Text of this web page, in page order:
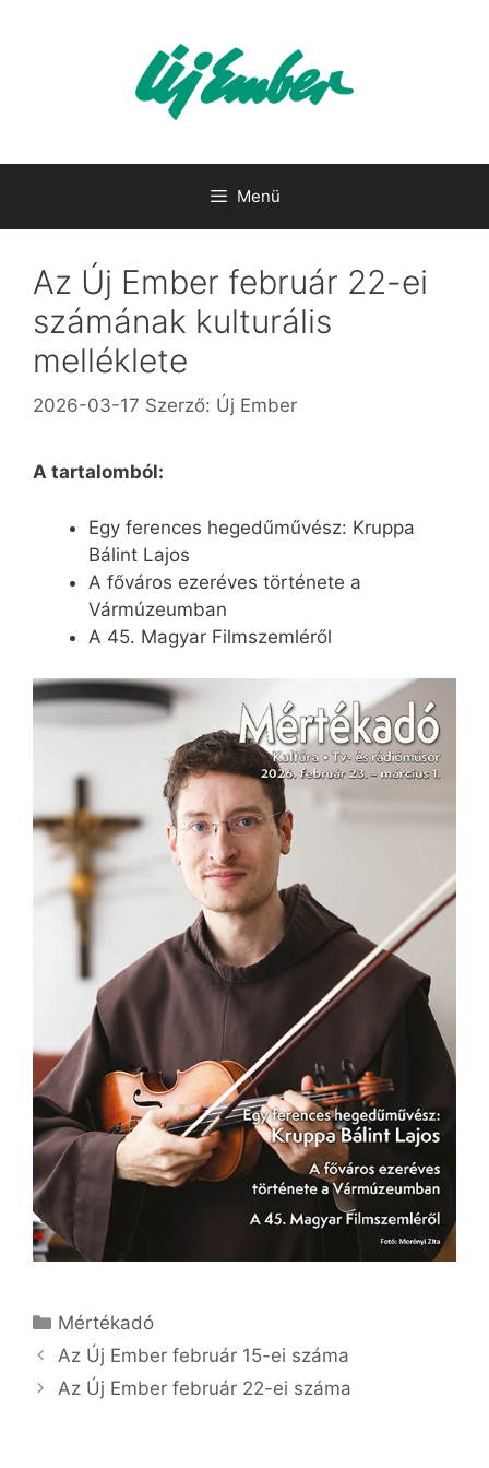
Menü
Az Új Ember február 22-ei
számának kulturális
melléklete
2026-03-17 Szerző: Új Ember
A tartalomból:
Egy ferences hegedűművész: Kruppa
Bálint Lajos
A főváros ezeréves története a
Vármúzeumban
A 45. Magyar Filmszemléről
Kategória
Mértékadó
Az Új Ember február 15-ei száma
Az Új Ember február 22-ei száma